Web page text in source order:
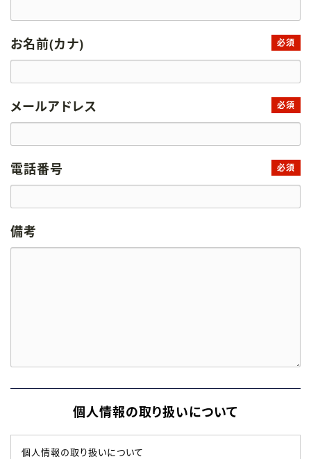
お名前(カナ) 必須
メールアドレス 必須
電話番号 必須
備考
個人情報の取り扱いについて
個人情報の取り扱いについて